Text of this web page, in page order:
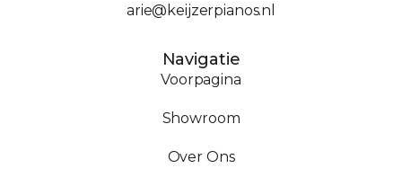
arie@keijzerpianos.nl
Navigatie
Voorpagina
Showroom
Over Ons